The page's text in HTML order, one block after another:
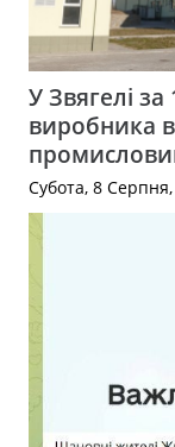
У Звягелі
виробника
Субота, 8